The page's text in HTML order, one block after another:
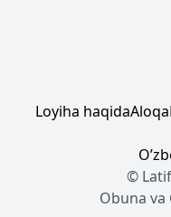
Loyiha haqidaAloqa
©
Obuna va